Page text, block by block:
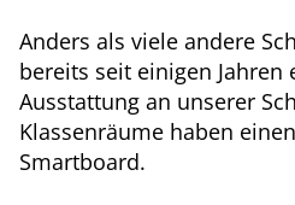
Anders als viele andere
bereits seit einigen
Ausstattung an unserer
Klassenräume haben
Smartboard.